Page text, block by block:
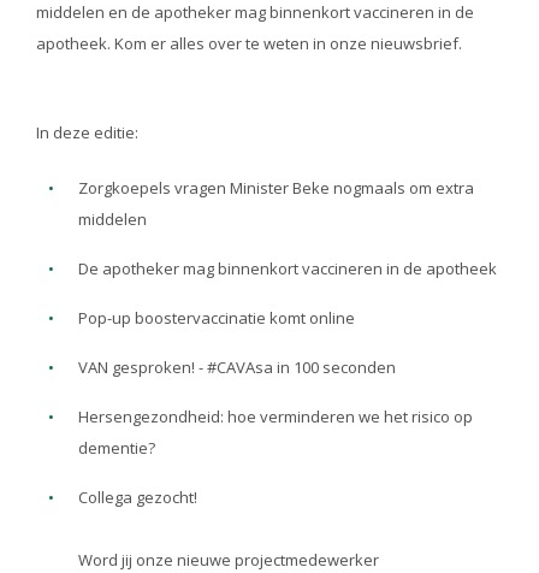
middelen en de apotheker mag binnenkort vaccineren in de
apotheek. Kom er alles over te weten in onze nieuwsbrief.
In deze editie:
Zorgkoepels vragen Minister Beke nogmaals om extra
middelen
De apotheker mag binnenkort vaccineren in de apotheek
Pop-up boostervaccinatie komt online
VAN gesproken! - #CAVAsa in 100 seconden
Hersengezondheid: hoe verminderen we het risico op
dementie?
Collega gezocht!
Word jij onze nieuwe projectmedewerker